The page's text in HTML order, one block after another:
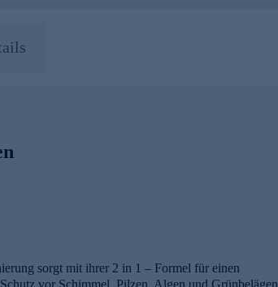
sorgt mit ihrer 2 in 1 – Formel für einen